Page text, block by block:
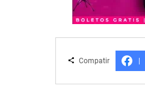
Compatir